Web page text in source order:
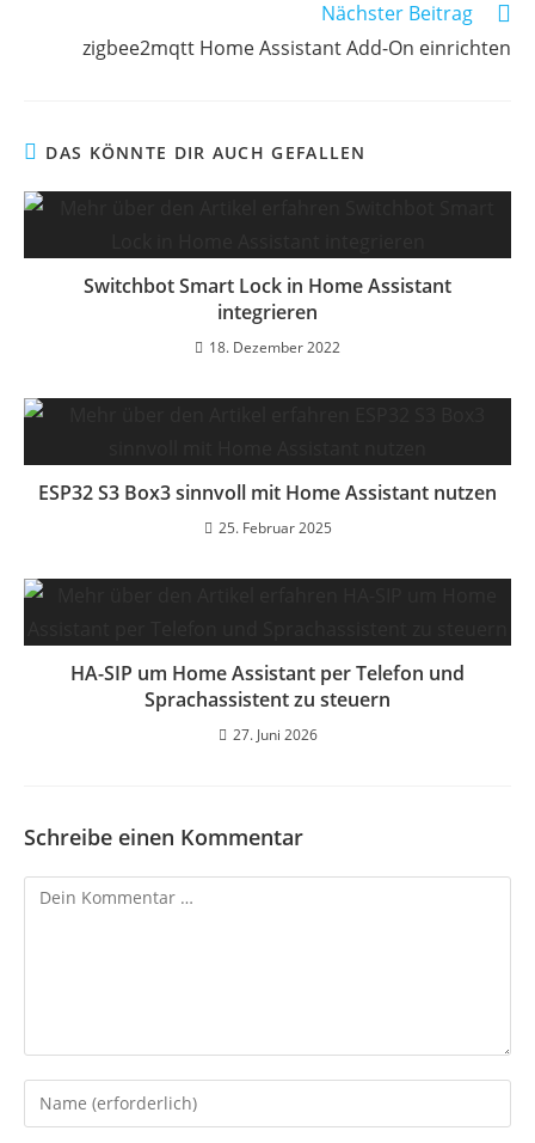
Nächster Beitrag
zigbee2mqtt Home Assistant Add-On einrichten
DAS KÖNNTE DIR AUCH GEFALLEN
Switchbot Smart Lock in Home Assistant
integrieren
18. Dezember 2022
ESP32 S3 Box3 sinnvoll mit Home Assistant nutzen
25. Februar 2025
HA-SIP um Home Assistant per Telefon und
Sprachassistent zu steuern
27. Juni 2026
Schreibe einen Kommentar
Kommentar
Gib
deinen